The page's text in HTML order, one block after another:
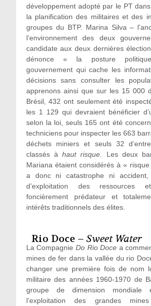
développement adopté par le PT
la planification des militaires et des
groupes du BTP. Marina Silva –
l’environnement des deux
candidate aux deux dernières
dénonce « la posture
gouvernement qui cache les
décisions sans consulter les
apprenons ainsi que sur les 15 000
Brésil, 432 ont seulement été
les 1 129 qui devraient bénéficier
selon la loi, seuls 165 ont été
techniciens pour inspecter les 663
déchets miniers et seuls 32
classés àhaut risque.
Les deux
Mariana étaient considérés à «
a donc ni catastrophe ni
d’exploitation des ressources
foncièrement prédateur et
intérêts traditionnels des élites.
Rio Doce – Sweet Water
La CompagnieDo Rio Doce a
mines de fer dans la vallée du rio
changer une première fois de nom
militaire des années 1960-1970 de
groupe de dimension mondiale
l’exploitation des grandes